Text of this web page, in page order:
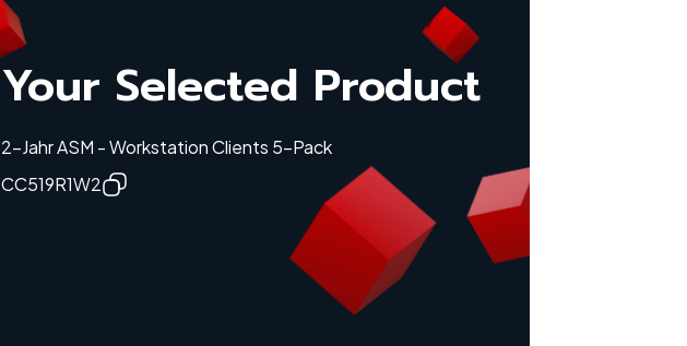
Your Selected Product
2-Jahr ASM - Workstation Clients 5-Pack
CC519R1W2